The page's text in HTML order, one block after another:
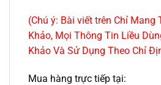
(Chú ý: Bài viết trên Chỉ Mang
Khảo, Mọi Thông Tin Liều
Khảo Và Sử Dụng Theo Chỉ
Mua hàng trực tiếp tại: